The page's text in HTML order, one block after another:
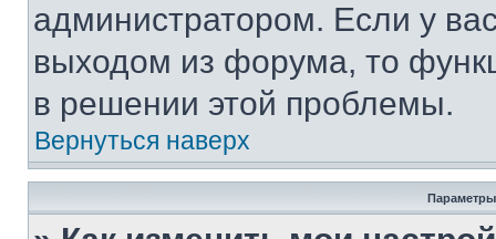
администратором. Если у
выходом из форума, то
в решении этой проблемы.
Вернуться наверх
Параметры